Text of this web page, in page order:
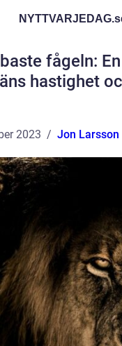
NYTTVARJEDAG.
fågeln:
hastighet
2023 Jon Larsson